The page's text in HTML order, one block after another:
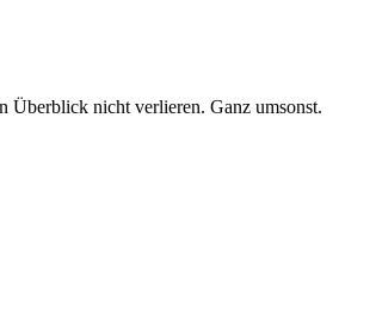
Überblick nicht verlieren. Ganz umsonst.